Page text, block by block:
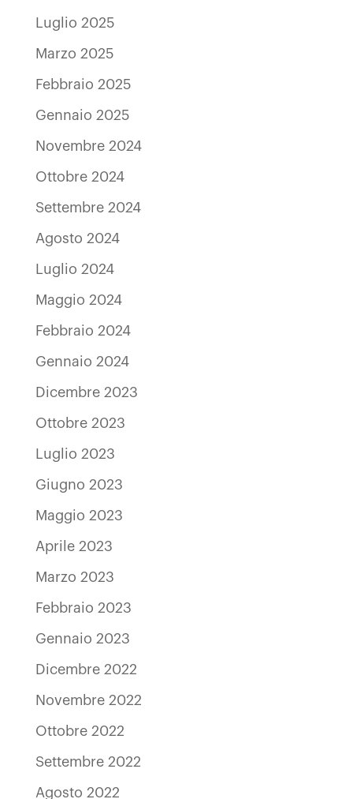
Luglio 2025
Marzo 2025
Febbraio 2025
Gennaio 2025
Novembre 2024
Ottobre 2024
Settembre 2024
Agosto 2024
Luglio 2024
Maggio 2024
Febbraio 2024
Gennaio 2024
Dicembre 2023
Ottobre 2023
Luglio 2023
Giugno 2023
Maggio 2023
Aprile 2023
Marzo 2023
Febbraio 2023
Gennaio 2023
Dicembre 2022
Novembre 2022
Ottobre 2022
Settembre 2022
Agosto 2022